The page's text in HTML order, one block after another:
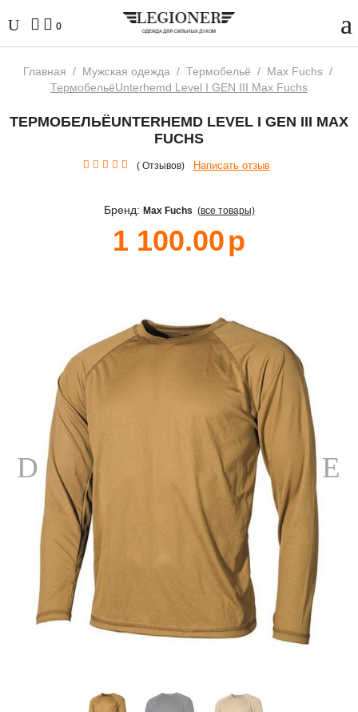
0
Главная / Мужская одежда / Термобельё / Max Fuchs /
ТермобельёUnterhemd Level I GEN III Max Fuchs
ТЕРМОБЕЛЬЁUNTERHEMD LEVEL I GEN III MAX
FUCHS
( Отзывов) Написать отзыв
Бренд: Max Fuchs (все товары)
1 100.00р